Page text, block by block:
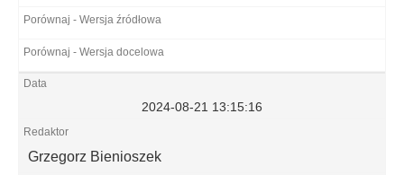
2024-08-21 13:15:16
Grzegorz Bienioszek